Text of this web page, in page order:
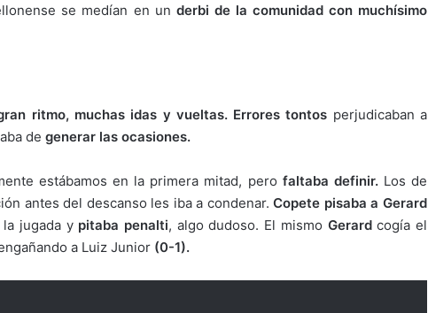
se medían en un derbi de la comunidad con muchísimo
ritmo, muchas idas y vueltas. Errores tontos perjudicaban a
de generar las ocasiones.
estábamos en la primera mitad, pero faltaba definir.Los de
antes del descanso les iba a condenar.Copete pisaba a Gerard
jugada y pitaba penalti, algo dudoso. El mismo Gerardcogía el
a Luiz Junior (0-1).